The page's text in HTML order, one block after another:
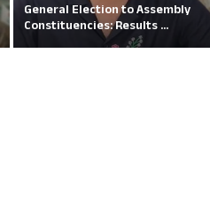
General Election to Assembly
Constituencies: Results ...